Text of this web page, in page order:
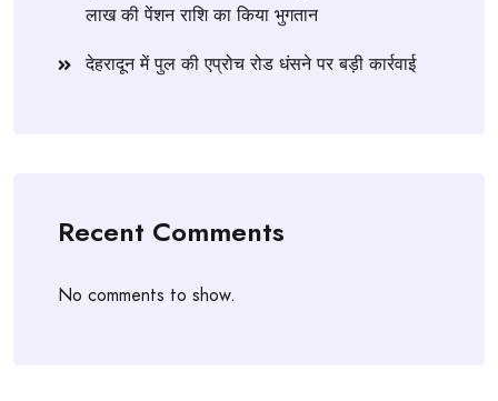
लाख की पेंशन राशि का किया भुगतान
देहरादून में पुल की एप्रोच रोड धंसने पर बड़ी कार्रवाई
Recent Comments
No comments to show.